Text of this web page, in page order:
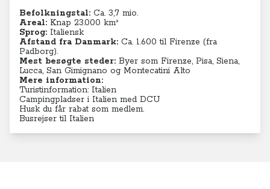
Befolkningstal: Ca. 3,7 mio.
Areal: Knap 23.000 km²
Sprog: Italiensk
Afstand fra Danmark: Ca. 1.600 til Firenze (fra
Padborg).
Mest besøgte steder: Byer som Firenze, Pisa, Siena,
Lucca, San Gimignano og Montecatini Alto
Mere information:
Turistinformation: Italien
Campingpladser i Italien med DCU
Husk du får rabat som medlem.
Busrejser til Italien